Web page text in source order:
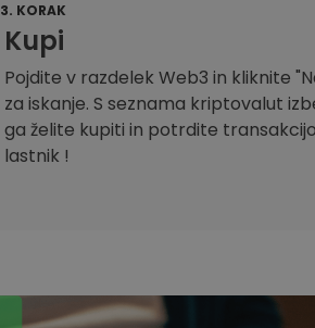
3. KORAK
Kupi
Pojdite v razdelek Web3 in kliknite
za iskanje. S seznama kriptovalut
ga želite kupiti in potrdite
lastnik !